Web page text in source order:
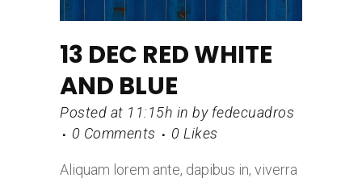
13 DEC RED WHITE
AND BLUE
Posted at 11:15h in by fedecuadros
0 Comments
0 Likes
Aliquam lorem ante, dapibus in, viverra